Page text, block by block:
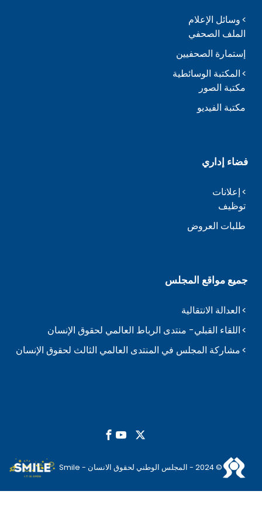
وسائل الإعلام
الملف الصحفي
إستمارة الصحفيين
المكتبة الوسائطية
مكتبة الصور
مكتبة الفيديو
فضاء إداري
إعلانات
توظيف
طلبات العروض
جميع مواقع المجلس
العدالة الانتقالية
اللقاء القبلي- منتدى الرباط العالمي لحقوق الإنسان
مشاركة المجلس في المنتدى العالمي الثالث لحقوق الإنسان
© 2024 - المجلس الوطني لحقوق الانسان - Smile